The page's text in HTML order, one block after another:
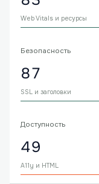
Web Vitals и ресурсы
Безопасность
87
SSL и заголовки
Доступность
49
A11y и HTML